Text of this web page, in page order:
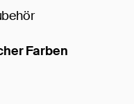
Farben